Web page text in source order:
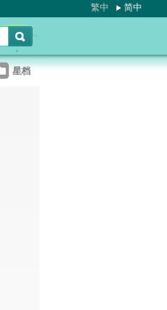
繁中 简中
星档